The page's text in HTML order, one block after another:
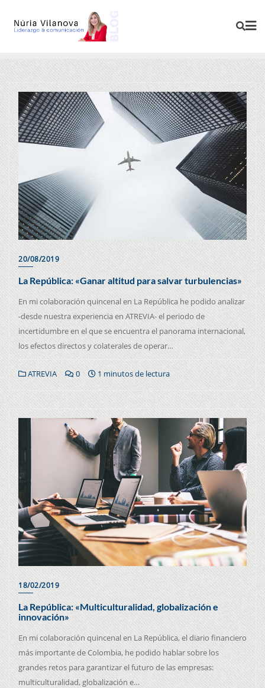
20/08/2019
La República: «Ganar altitud para salvar turbulencias»
En mi colaboración quincenal en La República he podido analizar
-desde nuestra experiencia en ATREVIA- el periodo de
incertidumbre en el que se encuentra el panorama internacional,
los efectos directos y colaterales de operar…
ATREVIA 0 1 minutos de lectura
18/02/2019
La República: «Multiculturalidad, globalización e
innovación»
En mi colaboración quincenal en La República, el diario financiero
más importante de Colombia, he podido hablar sobre los
grandes retos para garantizar el futuro de las empresas:
multiculturalidad, globalización e…